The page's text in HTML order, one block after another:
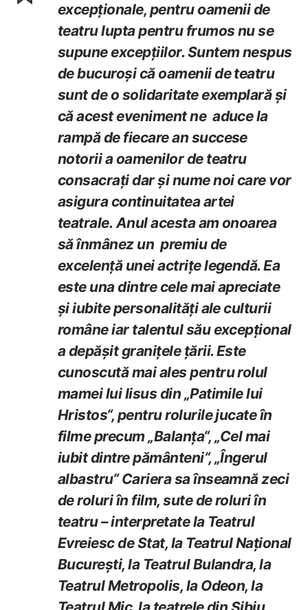
excepționale, pentru oamenii de
teatru lupta pentru frumos nu se
supune excepțiilor. Suntem nespus
de bucuroși că oamenii de teatru
sunt de o solidaritate exemplară și
că acest eveniment ne aduce la
rampă de fiecare an succese
notorii a oamenilor de teatru
consacrați dar și nume noi care vor
asigura continuitatea artei
teatrale.Anul acesta am onoarea
să înmânez un premiu de
excelență unei actrițe legendă. Ea
este una dintre cele mai apreciate
și iubite personalități ale culturii
române iar talentul său excepțional
a depășit granițele țării. Este
cunoscută mai ales pentru rolul
mamei lui Iisus din „Patimile lui
Hristos“, pentru rolurile jucate în
filme precum „Balanța“, „Cel mai
iubit dintre pământeni“, „Îngerul
albastru“ Cariera sa înseamnă zeci
de roluri în film, sute de roluri în
teatru – interpretate la Teatrul
Evreiesc de Stat, la Teatrul Național
București, la Teatrul Bulandra, la
Teatrul Metropolis, la Odeon, la